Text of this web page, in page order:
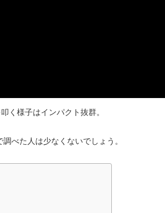
く様子はインパクト抜群。
べた人は少なくないでしょう。